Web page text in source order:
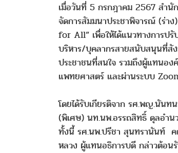
เมื่อวันที่ 5 กรกฎาคม 2567 สำนั
จัดการสัมมนาประชาพิจารณ์ (ร่
for All” เพื่อให้ได้แนวทางการป
บริหาร/บุคลากรสายสนับสนุนที่
ประชาชนที่สนใจ รวมถึงผู้แทนอ
แพทยศาสตร์ และผ่านระบบ
โดยได้รับเกียรติจาก รศ.พญ.นัน
(พิเศษ) นท.นพ.อรรถสิทธิ์ ดุลอำน
ทั้งนี้ รศ.นพ.ปรีชา สุนทรานันท์ ค
หลวง ผู้แทนอธิการบดี กล่าวต้อน